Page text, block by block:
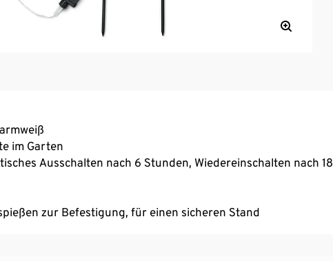
im Garten
Ausschalten nach 6 Stunden, Wiedereinschalten nach 18
zur Befestigung, für einen sicheren Stand